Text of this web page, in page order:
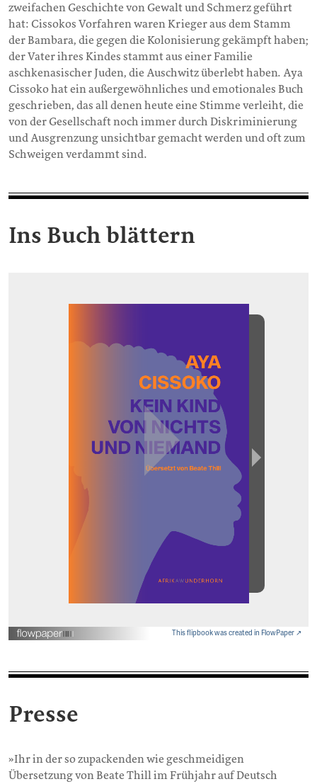
zweifachen Geschichte von Gewalt und Schmerz geführt
hat: Cissokos Vorfahren waren Krieger aus dem Stamm
der Bambara, die gegen die Kolonisierung gekämpft haben;
der Vater ihres Kindes stammt aus einer Familie
aschkenasischer Juden, die Auschwitz überlebt haben. Aya
Cissoko hat ein außergewöhnliches und emotionales Buch
geschrieben, das all denen heute eine Stimme verleiht, die
von der Gesellschaft noch immer durch Diskriminierung
und Ausgrenzung unsichtbar gemacht werden und oft zum
Schweigen verdammt sind.
Ins Buch blättern
This flipbook was created in FlowPaper ↗
Presse
»Ihr in der so zupackenden wie geschmeidigen
Übersetzung von Beate Thill im Frühjahr auf Deutsch